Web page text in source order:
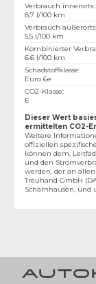
Verbrauch innerorts:
8,7 l/100 km
Verbrauch außerorts:
5,5 l/100 km
Kombinierter
6.6 l/100 km
Schadstoffklasse:
Euro 6e
CO2-Klasse:
E
Dieser Wert
ermittelten CO2-
Weitere
offiziellen
können dem‚
und den
werden, der an
Treuhand GmbH
Scharnhausen, und